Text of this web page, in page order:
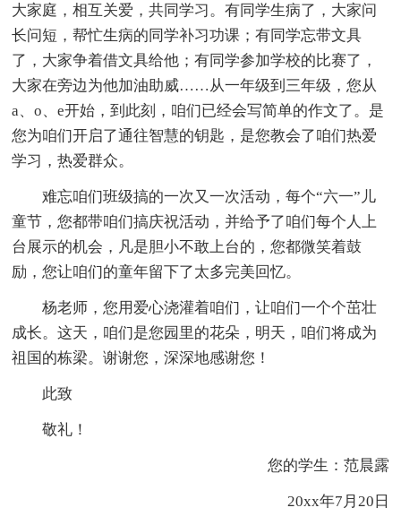
大家庭，相互关爱，共同学习。有同学生病了，大家问
长问短，帮忙生病的同学补习功课；有同学忘带文具
了，大家争着借文具给他；有同学参加学校的比赛了，
大家在旁边为他加油助威……从一年级到三年级，您从
a、o、e开始，到此刻，咱们已经会写简单的作文了。是
您为咱们开启了通往智慧的钥匙，是您教会了咱们热爱
学习，热爱群众。
难忘咱们班级搞的一次又一次活动，每个“六一”儿
童节，您都带咱们搞庆祝活动，并给予了咱们每个人上
台展示的机会，凡是胆小不敢上台的，您都微笑着鼓
励，您让咱们的童年留下了太多完美回忆。
杨老师，您用爱心浇灌着咱们，让咱们一个个茁壮
成长。这天，咱们是您园里的花朵，明天，咱们将成为
祖国的栋梁。谢谢您，深深地感谢您！
此致
敬礼！
您的学生：范晨露
20xx年7月20日